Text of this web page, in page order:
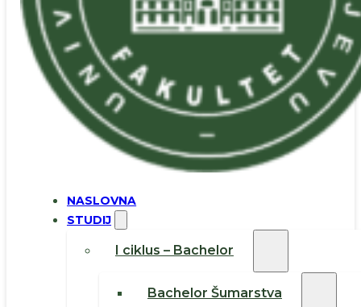
NASLOVNA
STUDIJ
I ciklus – Bachelor
Bachelor Šumarstva